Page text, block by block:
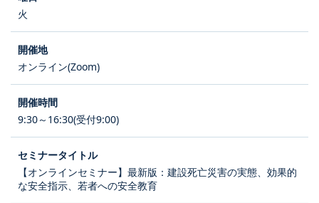
火
オンライン(Zoom)
9:30～16:30(受付9:00)
【オンラインセミナー】最新版：建設死亡災害の実態、効果的
な安全指示、若者への安全教育